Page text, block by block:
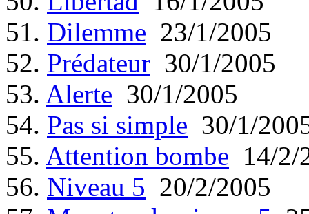
51. Dilemme 23/1/2005
52. Prédateur 30/1/2005
53. Alerte 30/1/2005
54. Pas si simple 30/1/
55. Attention bombe 14/2/
56. Niveau 5 20/2/2005